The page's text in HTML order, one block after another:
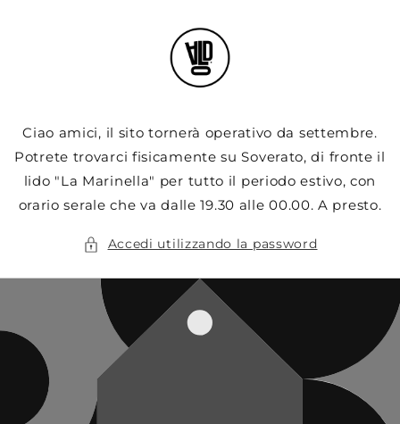
Ciao amici, il sito tornerà operativo da settembre.
Potrete trovarci fisicamente su Soverato, di fronte il
lido "La Marinella" per tutto il periodo estivo, con
orario serale che va dalle 19.30 alle 00.00. A presto.
Accedi utilizzando la password